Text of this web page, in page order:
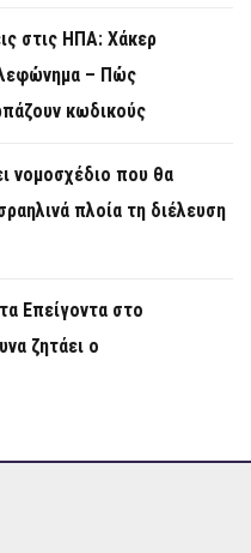
στις ΗΠΑ: Χάκερ
– Πώς
κωδικούς
νομοσχέδιο που θα
πλοία τη διέλευση
Επείγοντα στο
ζητάει ο